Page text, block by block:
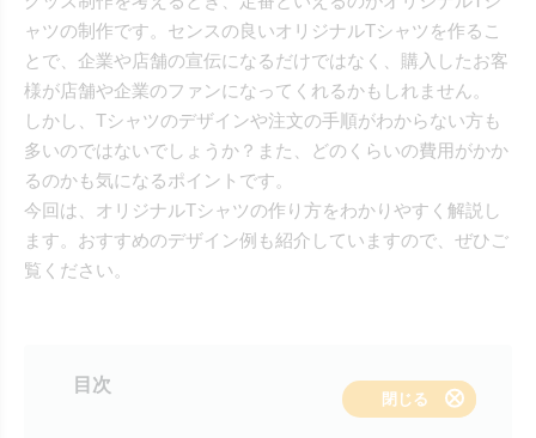
ャツの制作です。センスの良いオリジナルTシャツを作るこ
とで、企業や店舗の宣伝になるだけではなく、購入したお客
様が店舗や企業のファンになってくれるかもしれません。
しかし、Tシャツのデザインや注文の手順がわからない方も
多いのではないでしょうか？また、どのくらいの費用がかか
るのかも気になるポイントです。
今回は、オリジナルTシャツの作り方をわかりやすく解説し
ます。おすすめのデザイン例も紹介していますので、ぜひご
覧ください。
目次
表示する
閉じる